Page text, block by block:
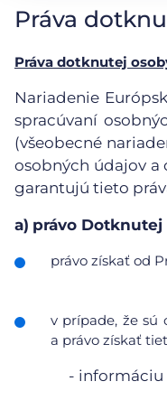
Práva
Práva dotknutej
Nariadenie
spracúvaní
(všeobecné
osobných údajov a
garantujú tieto
a) právo
právo získať od
v prípade, že sú
a právo získať
- informáciu